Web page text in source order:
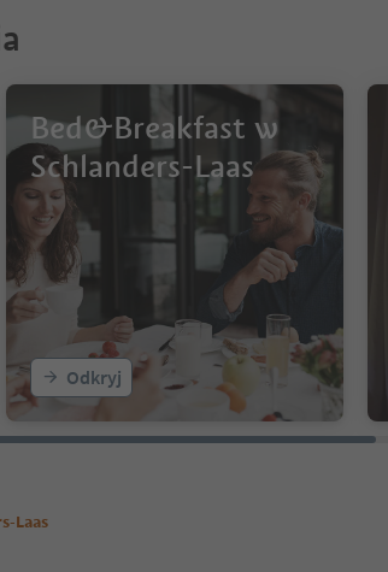
Bed&Breakfast w
Schlanders-Laas
Odkryj
Laas